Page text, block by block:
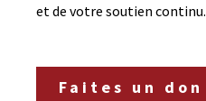
et de votre soutien continu.
Faites un don